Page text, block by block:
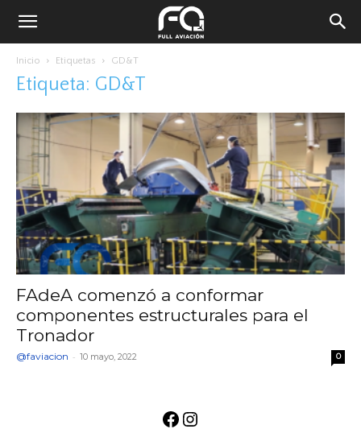
Inicio Etiquetas GD&T
Etiqueta: GD&T
FAdeA comenzó a conformar
componentes estructurales para el
Tronador
@faviacion - 10 mayo, 2022 0
Facebook
Instagram